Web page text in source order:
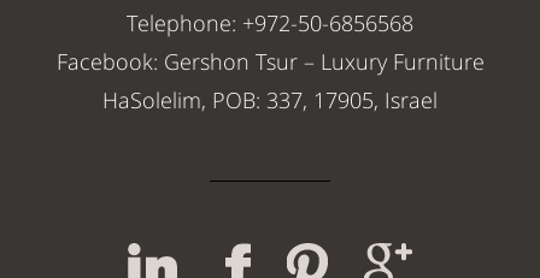
Telephone: +972-50-6856568
Facebook: Gershon Tsur – Luxury Furniture
HaSolelim, POB: 337, 17905, Israel